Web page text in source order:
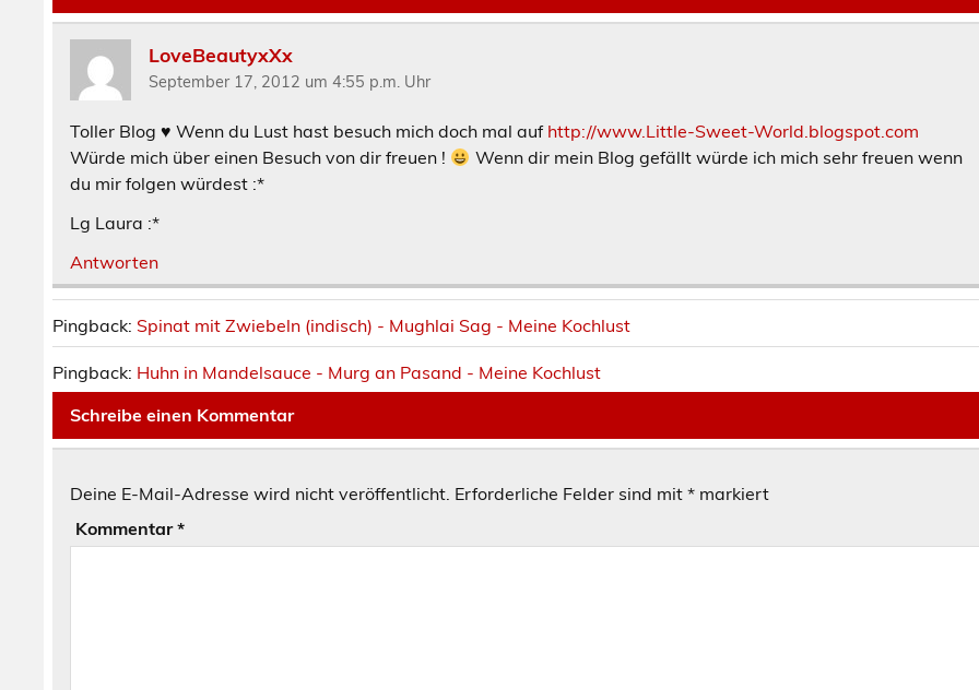
LoveBeautyxXx
September 17, 2012 um 4:55 p.m. Uhr
Toller Blog ♥ Wenn du Lust hast besuch mich doch mal auf http://www.Little-Sweet-World.blogspot.com
Würde mich über einen Besuch von dir freuen !
Wenn dir mein Blog gefällt würde ich mich sehr freuen wenn
du mir folgen würdest :*
Lg Laura :*
Antworten
Pingback: Spinat mit Zwiebeln (indisch) - Mughlai Sag - Meine Kochlust
Pingback: Huhn in Mandelsauce - Murg an Pasand - Meine Kochlust
Schreibe einen Kommentar
Deine E-Mail-Adresse wird nicht veröffentlicht. Erforderliche Felder sind mit* markiert
Kommentar*